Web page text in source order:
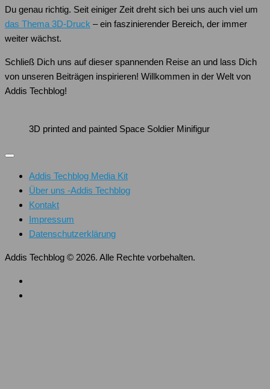
Du genau richtig. Seit einiger Zeit dreht sich bei uns auch viel um
das Thema 3D-Druck – ein faszinierender Bereich, der immer
weiter wächst.
Schließ Dich uns auf dieser spannenden Reise an und lass Dich
von unseren Beiträgen inspirieren! Willkommen in der Welt von
Addis Techblog!
3D printed and painted Space Soldier Minifigur
Addis Techblog Media Kit
Über uns -Addis Techblog
Kontakt
Impressum
Datenschutzerklärung
Addis Techblog © 2026. Alle Rechte vorbehalten.